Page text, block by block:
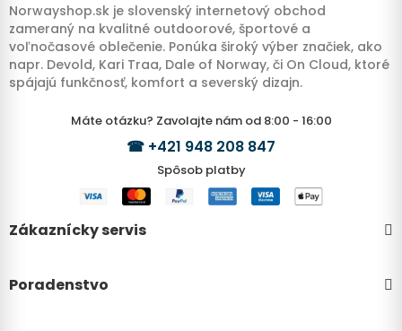
Norwayshop.sk je slovenský internetový obchod
zameraný na kvalitné outdoorové, športové a
voľnočasové oblečenie. Ponúka široký výber značiek, ako
napr. Devold, Kari Traa, Dale of Norway, či On Cloud, ktoré
spájajú funkčnosť, komfort a severský dizajn.
Máte otázku? Zavolajte nám od 8:00 - 16:00
☎ +421 948 208 847
Spôsob platby
Zákaznícky servis
Poradenstvo